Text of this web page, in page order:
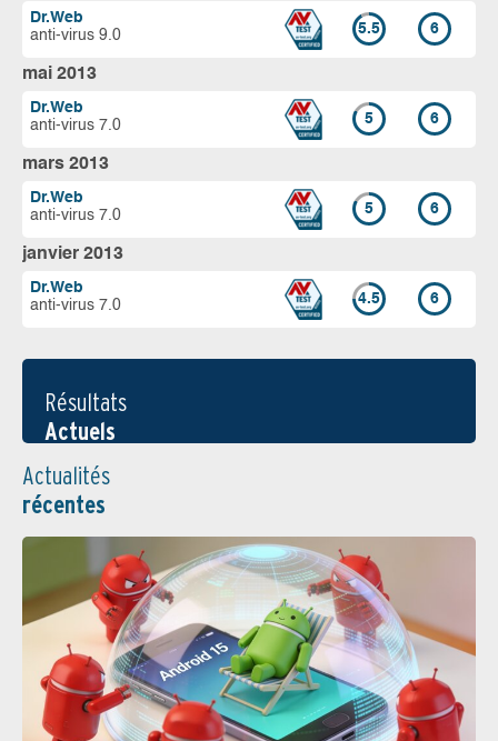
Dr.Web
anti-virus 9.0
5.5 6
mai 2013
Dr.Web
anti-virus 7.0
5 6
mars 2013
Dr.Web
anti-virus 7.0
5 6
janvier 2013
Dr.Web
anti-virus 7.0
4.5 6
Résultats
Actuels
Actualités
récentes